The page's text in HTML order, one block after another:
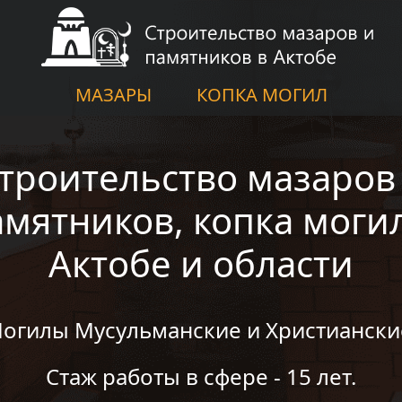
МАЗАРЫ КОПКА МОГИЛ
копка
Актобе и области
Мусульманские и
Стаж работы в сфере - 15 лет.